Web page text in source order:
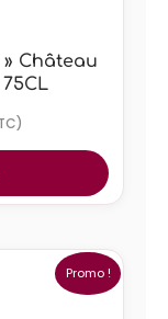
Château
Promo !